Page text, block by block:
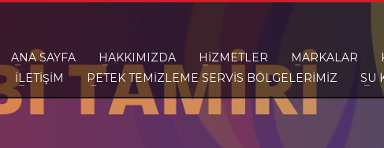
bir telefon kadar size yakınız.
ANA SAYFA HAKKIMIZDA HIZMETLER MARKALAR
İLETIŞIM
PETEK TEMİZLEME SERVİS BÖLGELERİMİZ SU